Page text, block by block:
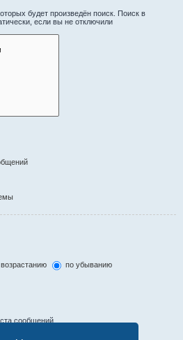
будет произведён поиск. Поиск в
если вы не отключили
по убыванию
сообщений.